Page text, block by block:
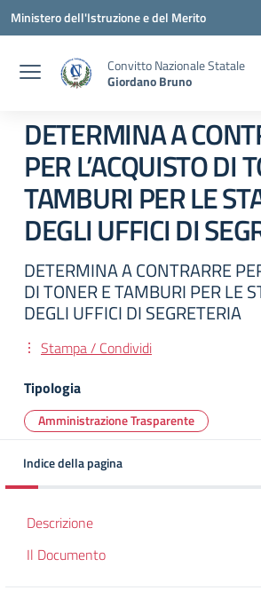
Vai ai contenuti
Vai al menu di navigazione
Vai al footer
Ministero dell'Istruzione e del Merito
Convitto Nazionale Statale
Giordano Bruno
DETERMINA A
PER L’ACQUISTO DI
TAMBURI PER LE
DEGLI UFFICI DI
DETERMINA A CONTRARRE
DI TONER E TAMBURI PER LE
DEGLI UFFICI DI SEGRETERIA
Stampa / Condividi
Tipologia
Amministrazione Trasparente
Indice della pagina
Descrizione
Il Documento